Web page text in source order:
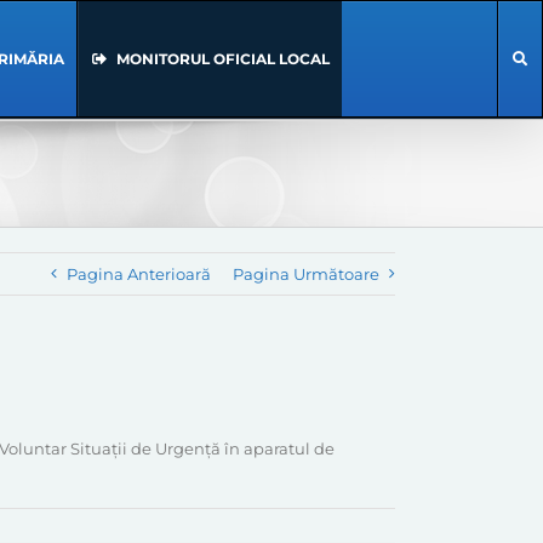
MONITORUL OFICIAL LOCAL
Pagina Anterioară Pagina Următoare
Situații de Urgență în aparatul de